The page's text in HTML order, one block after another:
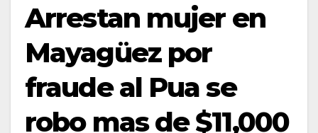
Arrestan mujer en
Mayagüez por
fraude al Pua se
robo mas de $11,000